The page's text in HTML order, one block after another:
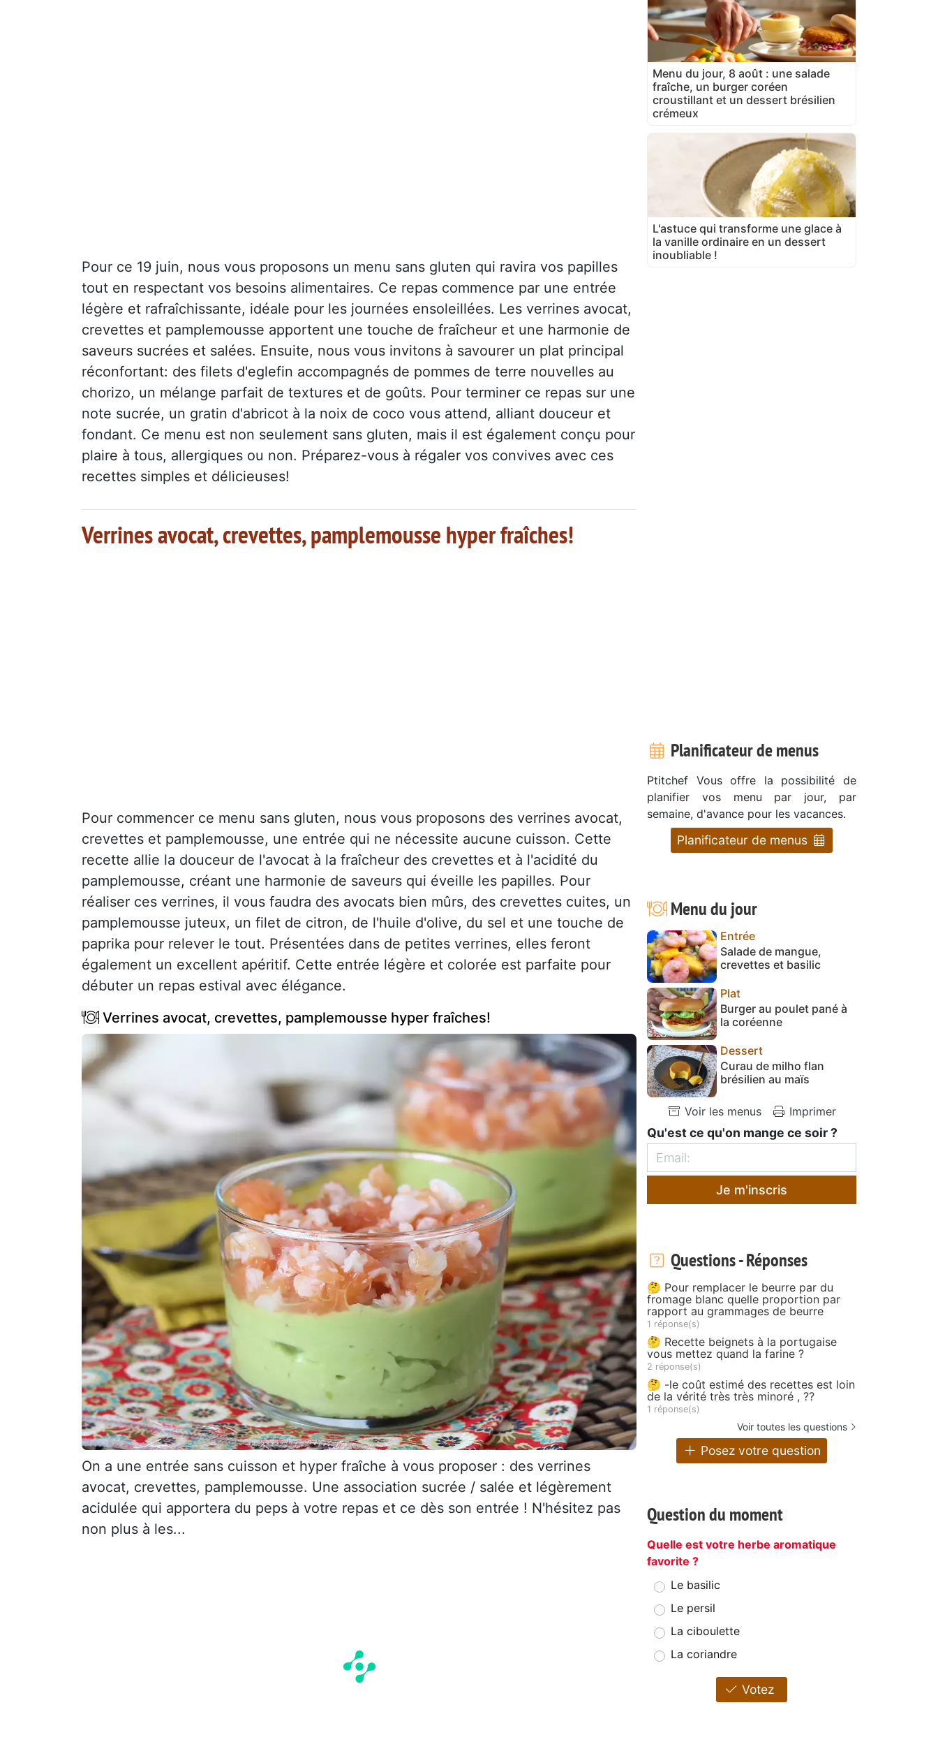
Pour ce 19 juin, nous vous proposons un menu sans gluten qui ravira vos papilles
tout en respectant vos besoins alimentaires. Ce repas commence par une entrée
légère et rafraîchissante, idéale pour les journées ensoleillées. Les verrines avocat,
crevettes et pamplemousse apportent une touche de fraîcheur et une harmonie de
saveurs sucrées et salées. Ensuite, nous vous invitons à savourer un plat principal
réconfortant: des filets d'eglefin accompagnés de pommes de terre nouvelles au
chorizo, un mélange parfait de textures et de goûts. Pour terminer ce repas sur une
note sucrée, un gratin d'abricot à la noix de coco vous attend, alliant douceur et
fondant. Ce menu est non seulement sans gluten, mais il est également conçu pour
plaire à tous, allergiques ou non. Préparez-vous à régaler vos convives avec ces
recettes simples et délicieuses!
Verrines avocat, crevettes, pamplemousse hyper fraîches!
Pour commencer ce menu sans gluten, nous vous proposons des verrines avocat,
crevettes et pamplemousse, une entrée qui ne nécessite aucune cuisson. Cette
recette allie la douceur de l'avocat à la fraîcheur des crevettes et à l'acidité du
pamplemousse, créant une harmonie de saveurs qui éveille les papilles. Pour
réaliser ces verrines, il vous faudra des avocats bien mûrs, des crevettes cuites, un
pamplemousse juteux, un filet de citron, de l'huile d'olive, du sel et une touche de
paprika pour relever le tout. Présentées dans de petites verrines, elles feront
également un excellent apéritif. Cette entrée légère et colorée est parfaite pour
débuter un repas estival avec élégance.
Verrines avocat, crevettes, pamplemousse hyper fraîches!
On a une entrée sans cuisson et hyper fraîche à vous proposer : des verrines
avocat, crevettes, pamplemousse. Une association sucrée / salée et légèrement
acidulée qui apportera du peps à votre repas et ce dès son entrée ! N'hésitez pas
non plus à les...
Menu du jour, 8 août : une salade
fraîche, un burger coréen
croustillant et un dessert brésilien
crémeux
L'astuce qui transforme une glace à
la vanille ordinaire en un dessert
inoubliable !
Planificateur de menus
Ptitchef Vous offre la possibilité de
planifier vos menu par jour, par
semaine, d'avance pour les vacances.
Planificateur de menus
Menu du jour
Entrée
Salade de mangue,
crevettes et basilic
Plat
Burger au poulet pané à
la coréenne
Dessert
Curau de milho flan
brésilien au maïs
Voir les menus Imprimer
Qu'est ce qu'on mange ce soir ?
Je m'inscris
Questions - Réponses
🤔 Pour remplacer le beurre par du
fromage blanc quelle proportion par
rapport au grammages de beurre
1 réponse(s)
🤔 Recette beignets à la portugaise
vous mettez quand la farine ?
2 réponse(s)
🤔 -le coût estimé des recettes est loin
de la vérité très très minoré , ??
1 réponse(s)
Voir toutes les questions
Posez votre question
Question du moment
Quelle est votre herbe aromatique
favorite ?
Le basilic
Le persil
La ciboulette
La coriandre
Votez